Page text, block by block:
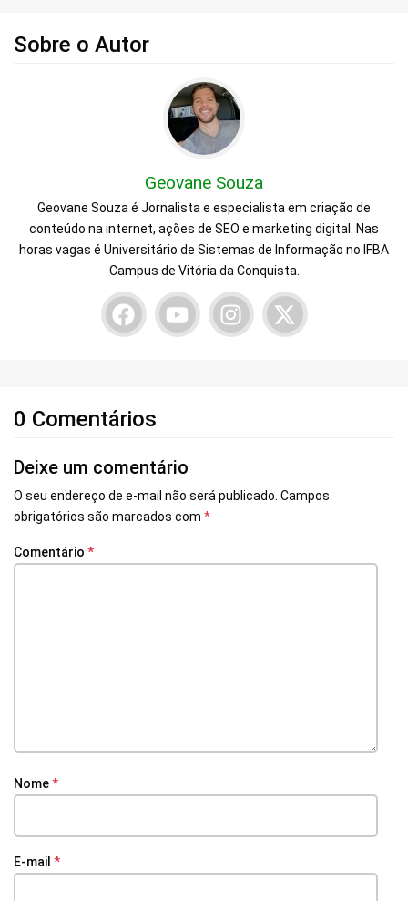
Sobre o Autor
Geovane Souza
Geovane Souza é Jornalista e especialista em criação de
conteúdo na internet, ações de SEO e marketing digital. Nas
horas vagas é Universitário de Sistemas de Informação no IFBA
Campus de Vitória da Conquista.
0 Comentários
Deixe um comentário
O seu endereço de e-mail não será publicado. Campos
obrigatórios são marcados com *
Comentário *
Nome*
E-mail *